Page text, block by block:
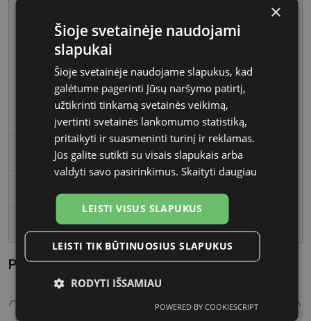
Rėmo spalva
Rėmelio medžiaga Plastmasinis
Rėmelio forma Kvadratas
Vartotojų grupė Vyrams
Tarpnosės plotis, mm 18
Parametrai Kaip sužinoti savo akinių dydį?
×
Šioje svetainėje naudojami
slapukai
Šioje svetainėje naudojame slapukus, kad
galėtume pagerinti Jūsų naršymo patirtį,
užtikrinti tinkamą svetainės veikimą,
įvertinti svetainės lankomumo statistiką,
pritaikyti ir suasmeninti turinį ir reklamas.
Jūs galite sutikti su visais slapukais arba
valdyti savo pasirinkimus. Skaityti daugiau
LEISTI VISUS SLAPUKUS
LEISTI TIK BŪTINUOSIUS SLAPUKUS
RODYTI IŠSAMIAU
Statistikos
Rinkodaros
POWERED BY COOKIESCRIPT